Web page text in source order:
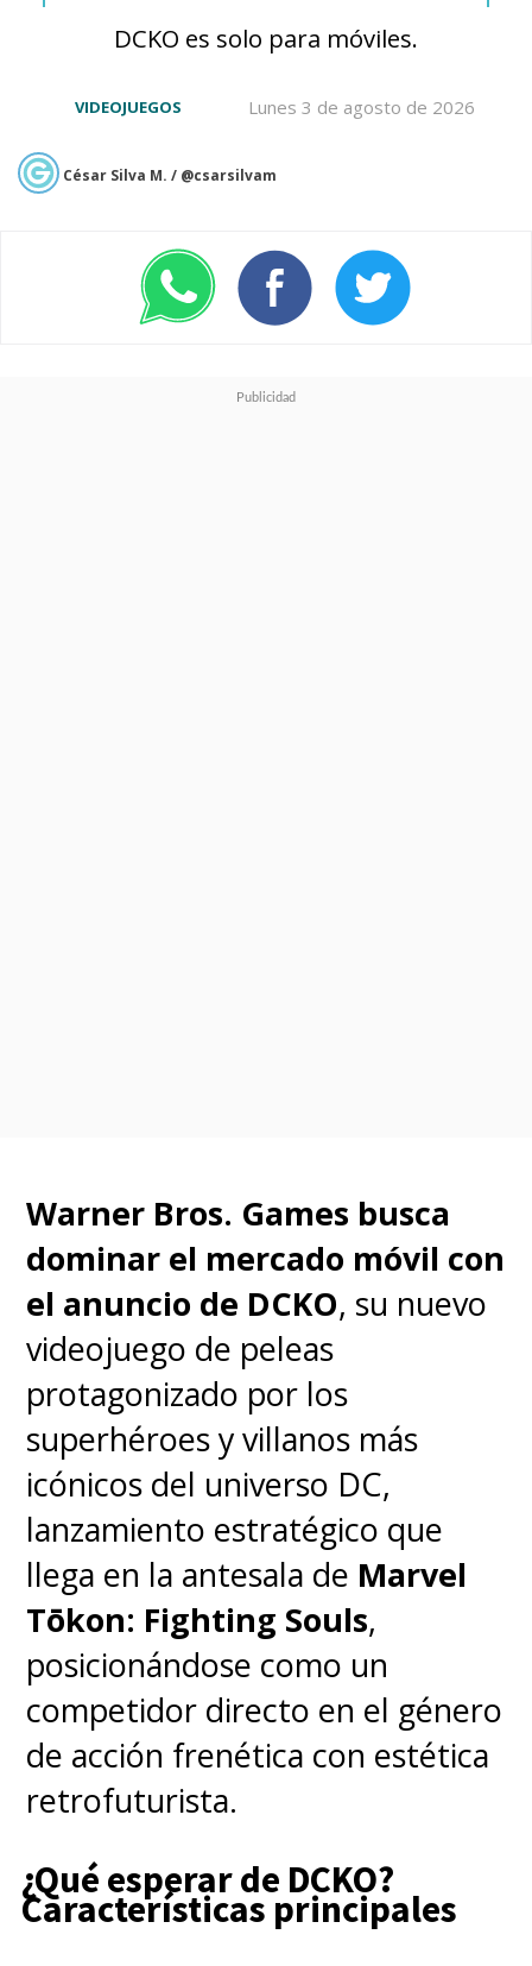
DCKO es solo para móviles.
Lunes 3 de agosto de 2026
VIDEOJUEGOS
César Silva M. / @csarsilvam
Warner Bros. Games busca
dominar el mercado móvil con
el anuncio de DCKO, su nuevo
videojuego de peleas
protagonizado por los
superhéroes y villanos más
icónicos del universo DC,
lanzamiento estratégico que
llega en la antesala de Marvel
Tōkon: Fighting Souls,
posicionándose como un
competidor directo en el género
de acción frenética con estética
retrofuturista.
¿Qué esperar de DCKO?
Características principales